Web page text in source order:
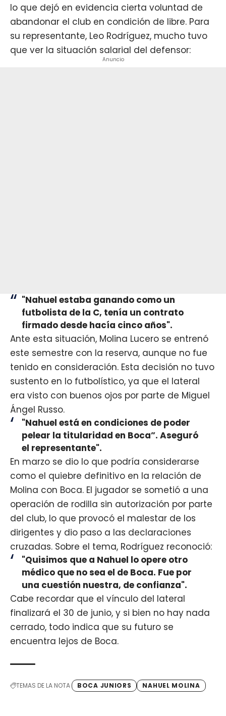
lo que dejó en evidencia cierta voluntad de
abandonar el club en condición de libre. Para
su representante, Leo Rodríguez, mucho tuvo
que ver la situación salarial del defensor:
Anuncio
"Nahuel estaba ganando como un
futbolista de la C, tenía un contrato
firmado desde hacía cinco años".
Ante esta situación, Molina Lucero se entrenó
este semestre con la reserva, aunque no fue
tenido en consideración. Esta decisión no tuvo
sustento en lo futbolístico, ya que el lateral
era visto con buenos ojos por parte de Miguel
Ángel Russo.
"Nahuel está en condiciones de poder
pelear la titularidad en Boca”. Aseguró
el representante".
En marzo se dio lo que podría considerarse
como el quiebre definitivo en la relación de
Molina con Boca. El jugador se sometió a una
operación de rodilla sin autorización por parte
del club, lo que provocó el malestar de los
dirigentes y dio paso a las declaraciones
cruzadas. Sobre el tema, Rodríguez reconoció:
"Quisimos que a Nahuel lo opere otro
médico que no sea el de Boca. Fue por
una cuestión nuestra, de confianza".
Cabe recordar que el vínculo del lateral
finalizará el 30 de junio, y si bien no hay nada
cerrado, todo indica que su futuro se
encuentra lejos de Boca.
TEMAS DE LA NOTA BOCA JUNIORS NAHUEL MOLINA